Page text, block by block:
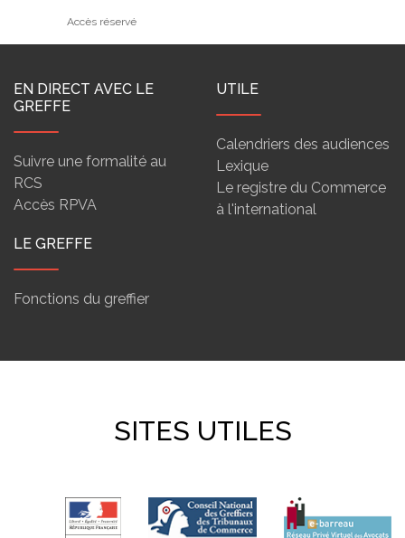
Accès réservé
EN DIRECT AVEC LE
GREFFE
Suivre une formalité au
RCS
Accès RPVA
UTILE
Calendriers des audiences
Lexique
Le registre du Commerce
à l'international
LE GREFFE
Fonctions du greffier
SITES UTILES